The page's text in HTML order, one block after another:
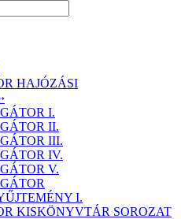
HAJÓZÁSI
I.
II.
III.
IV.
V.
I.
KISKÖNYVTÁR SOROZAT